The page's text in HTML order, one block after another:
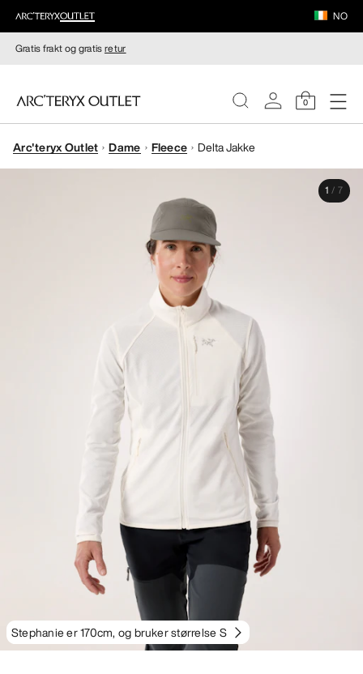
NO
Gratis frakt og gratisretur
0
DAMER
Arc'teryx Outlet Dame Fleece Delta Jakke
Stephanie er 170cm, og bruker størrelse S
1 / 7